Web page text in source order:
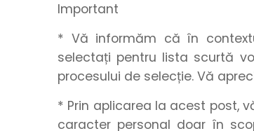
Important
* Vă informăm că în
selectați pentru lista scurtă
procesului de selecție. Vă
* Prin aplicarea la acest post,
caracter personal doar în